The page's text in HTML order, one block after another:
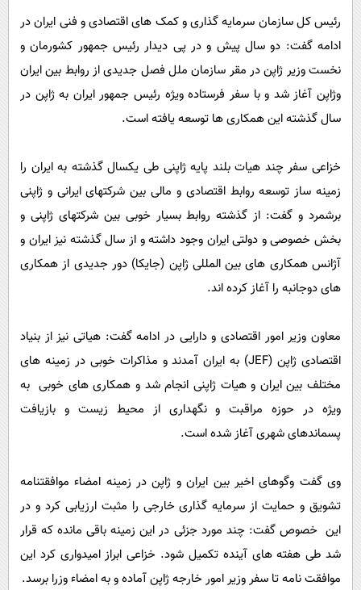
حیات وحش
سیاست خارجی
رئیس کل سازمان سرمایه گذاری و کمک های اقتصادی و فنی ایران در
ادامه گفت: دو سال پیش و در پی دیدار رئیس جمهور کشورمان و
نخست وزیر ژاپن در مقر سازمان ملل فصل جدیدی از روابط بین ایران
وژاپن آغاز شد و با سفر فرستاده ویژه رئیس جمهور ایران به ژاپن در
سال گذشته این همکاری ها توسعه یافته است.
خزاعی سفر چند هیات بلند پایه ژاپنی طی یکسال گذشته به ایران را
زمینه ساز توسعه روابط اقتصادی و مالی بین شرکتهای ایرانی و ژاپنی
برشمرد و گفت: از گذشته روابط بسیار خوبی بین شرکتهای ژاپنی و
بخش خصوصی و دولتی ایران وجود داشته و از سال گذشته نیز ایران و
آژانس همکاری های بین المللی ژاپن (جایکا) دور جدیدی از همکاری
های دوجانبه را آغاز کرده اند.
معاون وزیر امور اقتصادی و دارایی در ادامه گفت: هیاتی نیز از بنیاد
اقتصادی ژاپن (JEF) به ایران آمدند و مذاکرات خوبی در زمینه های
مختلف بین ایران و هیات ژاپنی انجام شد و همکاری های خوبی به
ویژه در حوزه مراقبت و نگهداری از محیط زیست و بازیافت
پسماندهای شهری آغاز شده است.
وی گفت وگوهای اخیر بین ایران و ژاپن در زمینه امضاء موافقتنامه
تشویق و حمایت از سرمایه گذاری خارجی را مثبت ارزیابی کرد و در
این خصوص گفت: چند مورد جزئی در این زمینه باقی مانده که قرار
شد طی هفته های آینده تکمیل شود. خزاعی ابراز امیدواری کرد این
موافقت نامه تا سفر وزیر امور خارجه ژاپن آماده و به امضاء وزرا برسد.